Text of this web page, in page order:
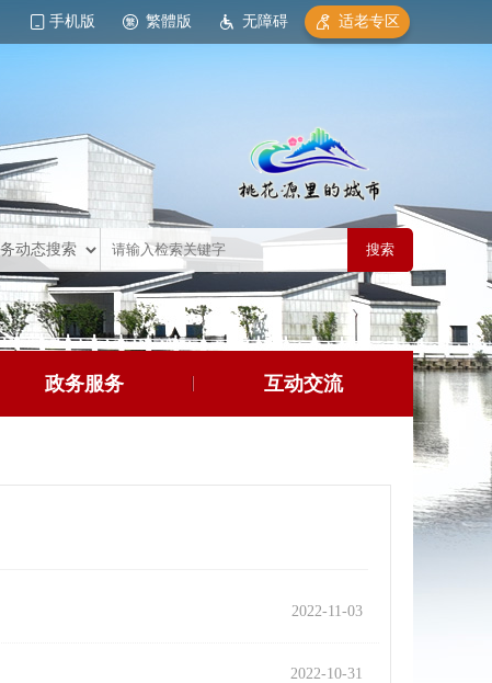
手机版 繁體版 无障碍 适老专区
政务服务 互动交流
2022-11-03
2022-10-31